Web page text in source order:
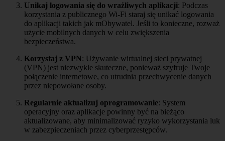
Unikaj logowania się do wrażliwych aplikacji: Podczas
korzystania z publicznego Wi-Fi staraj się unikać logowania
do aplikacji takich jak mObywatel. Jeśli to konieczne, rozważ
użycie mobilnych danych w celu zwiększenia
bezpieczeństwa.
Korzystaj z VPN: Używanie wirtualnej sieci prywatnej
(VPN) jest niezwykle skuteczne, ponieważ szyfruje Twoje
połączenie internetowe, co utrudnia przechwycenie danych
przez niepowołane osoby.
Regularnie aktualizuj oprogramowanie: System
operacyjny oraz aplikacje powinny być na bieżąco
aktualizowane, aby minimalizować ryzyko wykorzystania luk
w zabezpieczeniach przez cyberprzestępców.